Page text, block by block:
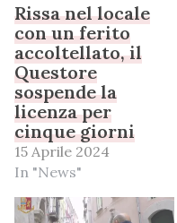
Rissa nel locale
con un ferito
accoltellato, il
Questore
sospende la
licenza per
cinque giorni
15 Aprile 2024
In "News"